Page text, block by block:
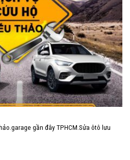
gần đây TPHCM.Sửa ôtô lưu